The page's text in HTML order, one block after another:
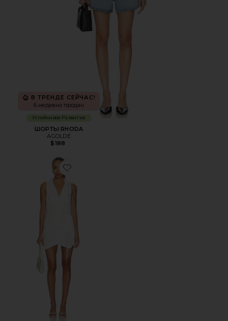
В ТРЕНДЕ СЕЙЧАС!
6 недавно продан
Устойчивое Развитие
ШОРТЫ RHODA
AGOLDE
$188
Favorite ПЛАТЬЕ FAIRFIELD